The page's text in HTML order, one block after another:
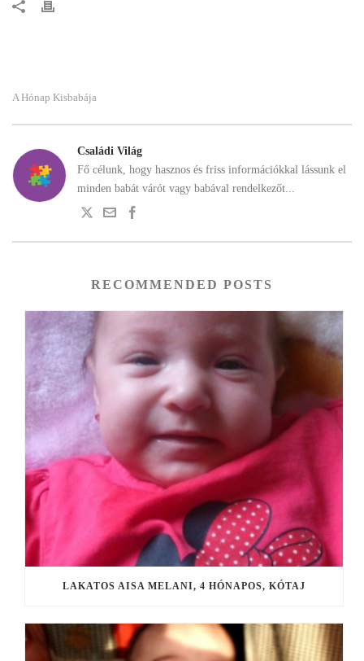
A Hónap Kisbabája
Családi Világ
Fő célunk, hogy hasznos és friss információkkal lássunk el
minden babát várót vagy babával rendelkezőt...
RECOMMENDED POSTS
LAKATOS AISA MELANI, 4 HÓNAPOS, KÓTAJ